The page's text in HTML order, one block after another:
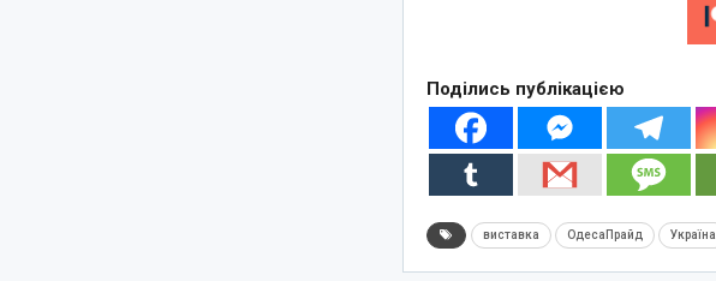
Поділись публікацією
виставка ОдесаПрайд Україна